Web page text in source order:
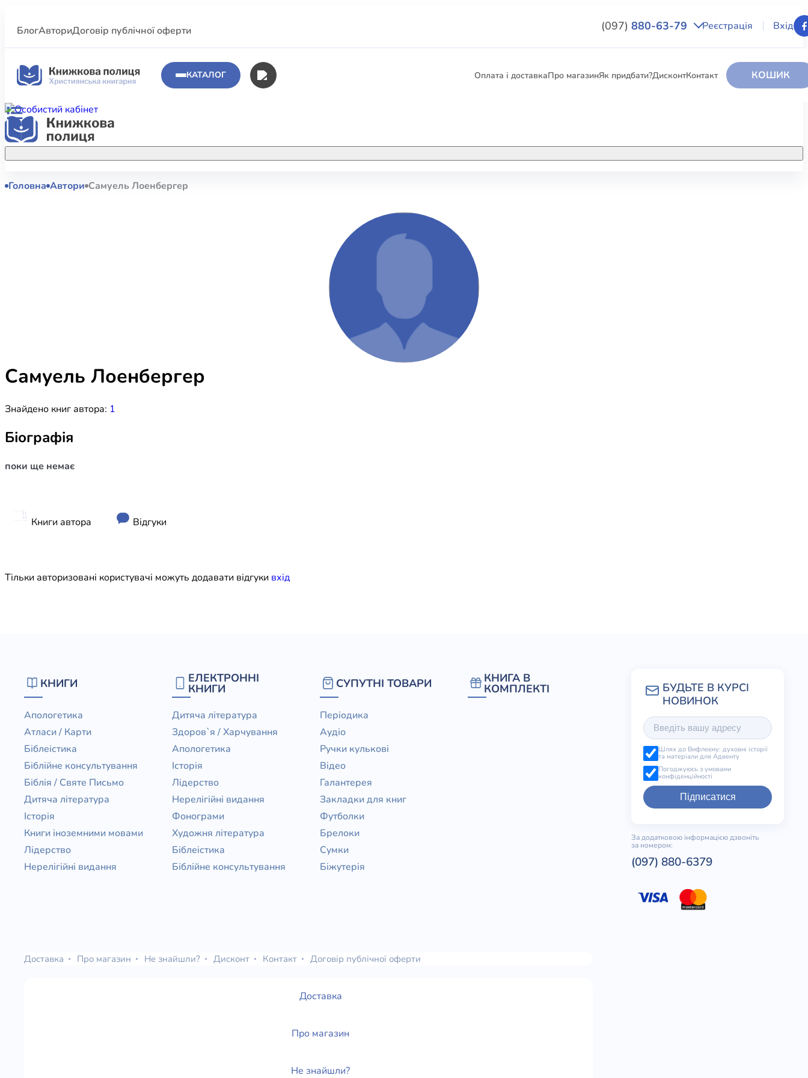
БлогАвториДоговір публічної оферти (097) 880-63-79 Реєстрація Вхід
КАТАЛОГ Оплата і доставкаПро магазинЯк придбати?ДисконтКонтакт КОШИК
Акційні пропозиції
КНИГИ
Біблійне консультування
Художня література
ЕЛЕКТРОННІ КНИГИ
КНИГА В КОМПЛЕКТІ
Головна Автори Самуель Лоенбергер
Самуель Лоенбергер
Знайдено книг автора: 1
Біографія
поки ще немає
Книги автора Відгуки
Тільки авторизовані користувачі можуть додавати відгуки вхiд
КНИГИ
Апологетика
Атласи / Карти
Біблеістика
Біблійне консультування
Біблія / Святе Письмо
Дитяча література
Історія
Книги іноземними мовами
Лідерство
Нерелігійні видання
ЕЛЕКТРОННІ
КНИГИ
Дитяча література
Здоров`я / Харчування
Апологетика
Історія
Лідерство
Нерелігійні видання
Фонограми
Художня література
Біблеістика
Біблійне консультування
СУПУТНІ ТОВАРИ
Періодика
Аудіо
Ручки кулькові
Відео
Галантерея
Закладки для книг
Футболки
Брелоки
Сумки
Біжутерія
КНИГА В
КОМПЛЕКТІ
Шлях до Вифлеєму: духовні історії
та матеріали для Адвенту
Погоджуюсь з умовами
конфіденційності
Підписатися
За додатковою інформацією дзвоніть
за номером:
(097) 880-6379
Доставка Про магазин Не знайшли? Дисконт Контакт Договір публічної оферти
Доставка
Про магазин
Не знайшли?